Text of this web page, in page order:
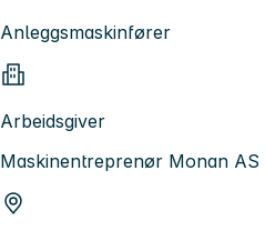
Anleggsmaskinfører
Arbeidsgiver
Maskinentreprenør Monan AS